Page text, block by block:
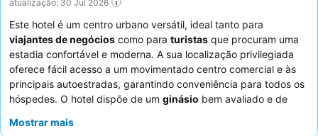
Este hotel é um centro urbano versátil, ideal tanto para
viajantes de negócios como para turistas que procuram uma
estadia confortável e moderna. A sua localização privilegiada
oferece fácil acesso a um movimentado centro comercial e às
principais autoestradas, garantindo conveniência para todos os
hóspedes. O hotel dispõe de um ginásio bem avaliado e de
hóspedes elogiam consistentemente o
Mostrar mais